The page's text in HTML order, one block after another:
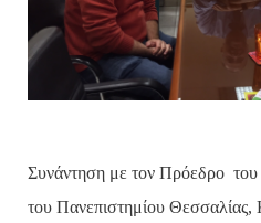
Συνάντηση με τον Πρόεδρο
του Πανεπιστημίου Θεσσαλίας,